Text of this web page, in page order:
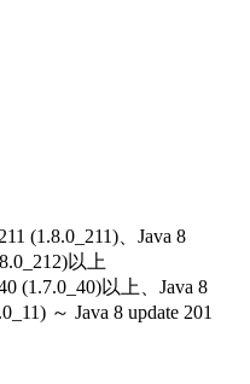
(1.8.0_211)、Java 8
以上
(1.7.0_40)以上、Java 8
～ Java 8 update 201